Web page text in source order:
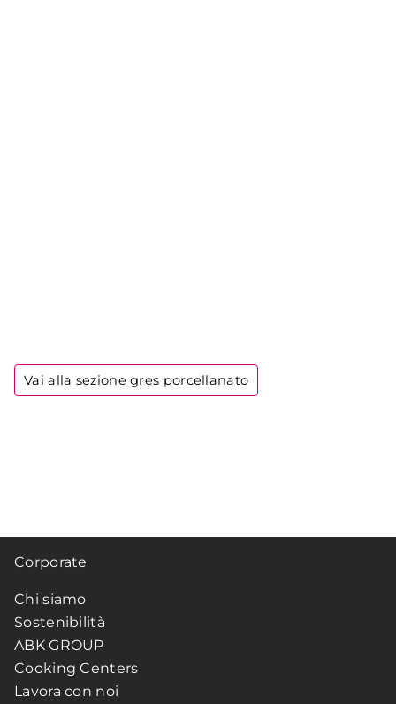
Vai alla sezione gres porcellanato
Corporate
Chi siamo
Sostenibilità
ABK GROUP
Cooking Centers
Lavora con noi